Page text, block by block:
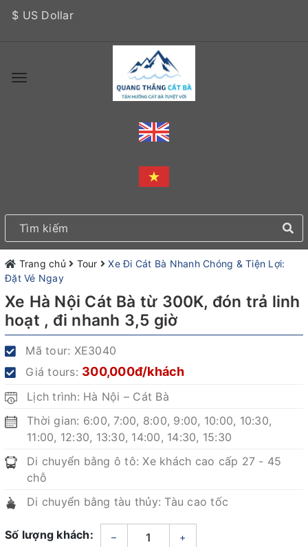
$ US Dollar
Trang chủ Tour
Xe Đi Cát Bà Nhanh Chóng & Tiện Lợi:
Đặt Vé Ngay
Xe Hà Nội Cát Bà từ 300K, đón trả linh
hoạt , đi nhanh 3,5 giờ
Mã tour: XE3040
Giá tours: 300,000đ/khách
Lịch trình: Hà Nội – Cát Bà
Thời gian: 6:00, 7:00, 8:00, 9:00, 10:00, 10:30,
11:00, 12:30, 13:30, 14:00, 14:30, 15:30
Di chuyển bằng ô tô: Xe khách cao cấp 27 - 45
chỗ
Di chuyển bằng tàu thủy: Tàu cao tốc
Số lượng khách: – +